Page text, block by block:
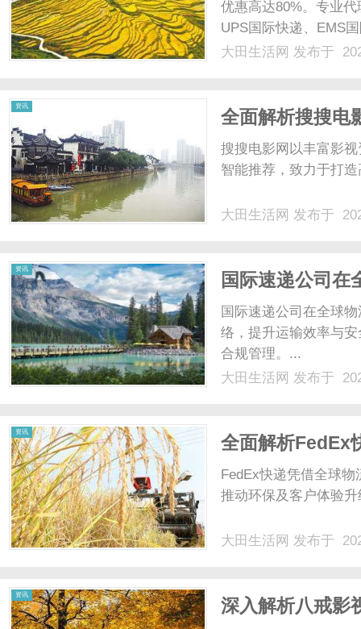
优惠高达80%。专业
UPS国际快递、EMS
业务。空运转卖舱位(
大田生活网 发布于
资讯
全面解析搜搜电
搜搜电影网以丰富影
智能推荐，致力于打
大田生活网 发布于
资讯
国际速递公司在
探析
国际速递公司在全球
络，提升运输效率与
合规管理。...
大田生活网 发布于
资讯
全面解析FedEx
FedEx快递凭借全球
推动环保及客户体验
大田生活网 发布于
资讯
深入解析八戒影